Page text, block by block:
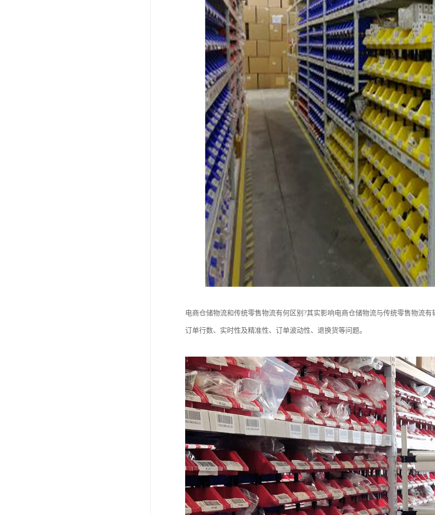
电商仓储物流和传统零售物流有何区别?其实影响电商仓储物流与传统零售物流
订单行数、实时性及精准性、订单波动性、退换货等问题。